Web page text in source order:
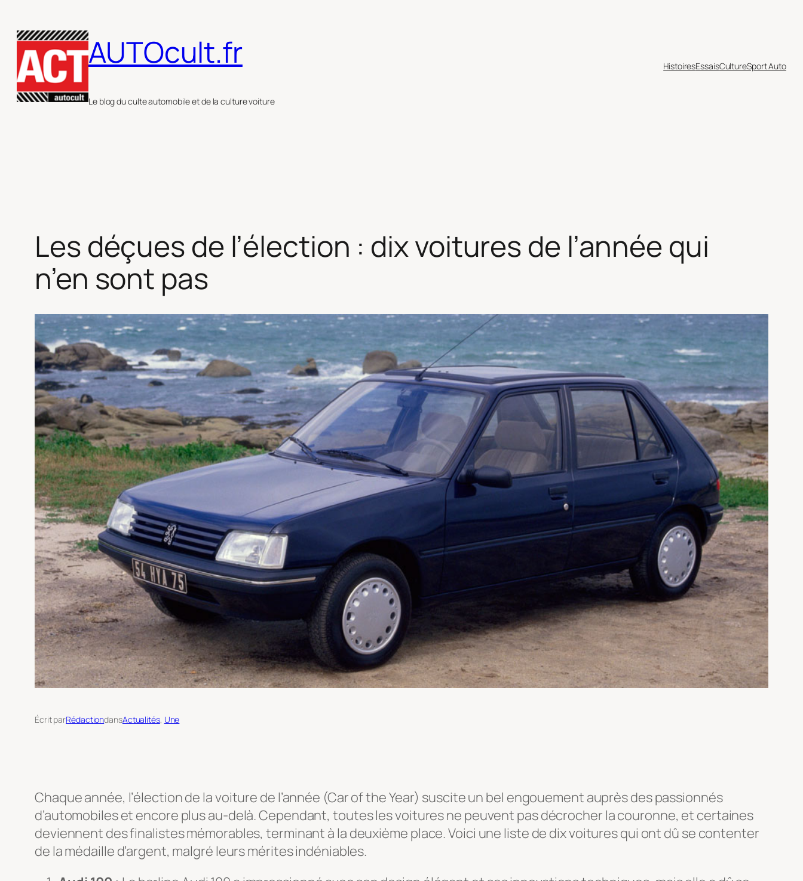
au
contenu
AUTOcult.fr
Le blog du culte automobile et de la culture voiture
HistoiresEssaisCultureSport Auto
Les déçues de l’élection : dix voitures de l’année qui
n’en sont pas
Écrit parRédactiondansActualités, Une
Chaque année, l’élection de la voiture de l’année (Car of the Year) suscite un bel engouement auprès des passionnés
d’automobiles et encore plus au-delà. Cependant, toutes les voitures ne peuvent pas décrocher la couronne, et certaines
deviennent des finalistes mémorables, terminant à la deuxième place. Voici une liste de dix voitures qui ont dû se contenter
de la médaille d’argent, malgré leurs mérites indéniables.